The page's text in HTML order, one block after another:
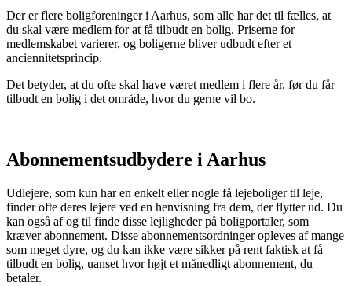
Der er flere boligforeninger i Aarhus, som alle har det til fælles, at
du skal være medlem for at få tilbudt en bolig. Priserne for
medlemskabet varierer, og boligerne bliver udbudt efter et
anciennitetsprincip.
Det betyder, at du ofte skal have været medlem i flere år, før du får
tilbudt en bolig i det område, hvor du gerne vil bo.
Abonnementsudbydere i Aarhus
Udlejere, som kun har en enkelt eller nogle få lejeboliger til leje,
finder ofte deres lejere ved en henvisning fra dem, der flytter ud. Du
kan også af og til finde disse lejligheder på boligportaler, som
kræver abonnement. Disse abonnementsordninger opleves af mange
som meget dyre, og du kan ikke være sikker på rent faktisk at få
tilbudt en bolig, uanset hvor højt et månedligt abonnement, du
betaler.